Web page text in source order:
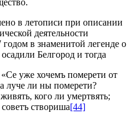
в летописи при описании
деятельности
в знаменитой легенде о
Белгород и тогда
уже хочемъ померети от
луче ли ны померети?
кого ли умертвять;
створиша[44]